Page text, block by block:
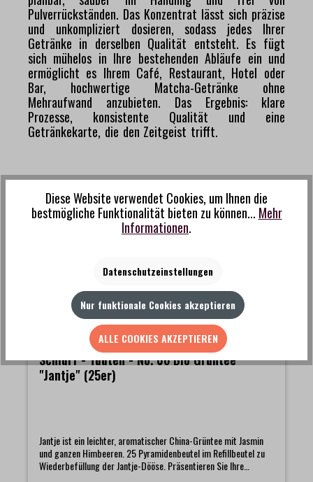
Pulverrückständen. Das Konzentrat lässt sich präzise
und unkompliziert dosieren, sodass jedes Ihrer
Getränke in derselben Qualität entsteht. Es fügt
sich mühelos in Ihre bestehenden Abläufe ein und
ermöglicht es Ihrem Café, Restaurant, Hotel oder
Bar, hochwertige Matcha-Getränke ohne
Mehraufwand anzubieten. Das Ergebnis: klare
Prozesse, konsistente Qualität und eine
Getränkekarte, die den Zeitgeist trifft.
Schlürf - Tüüten - No. 06 Bio Grüntee
"Jantje" (25er)
Jantje ist ein leichter, aromatischer China-Grüntee mit Jasmin
und ganzen Himbeeren. 25 Pyramidenbeutel im Refillbeutel zu
Wiederbefüllung der Jantje-Dööse. Präsentieren Sie Ihre
Diese Website verwendet Cookies, um Ihnen die
bestmögliche Funktionalität bieten zu können... Mehr
Informationen.
Datenschutzeinstellungen
Nur funktionale Cookies akzeptieren
ALLE COOKIES AKZEPTIEREN